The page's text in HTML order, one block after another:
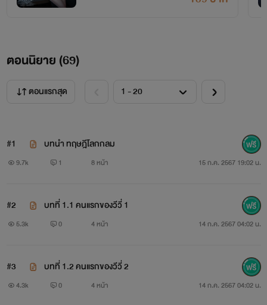
ตอนนิยาย (69)
ตอนแรกสุด
#1 บทนำ ทฤษฎีโลกกลม
9.7k 1 8 หน้า 15 ก.ค. 2567 19:02 น.
#2 บทที่ 1.1 คนแรกของวีวี่ 1
5.3k 0 4 หน้า 14 ก.ค. 2567 04:02 น.
#3 บทที่ 1.2 คนแรกของวีวี่ 2
4.3k 0 4 หน้า 14 ก.ค. 2567 04:02 น.